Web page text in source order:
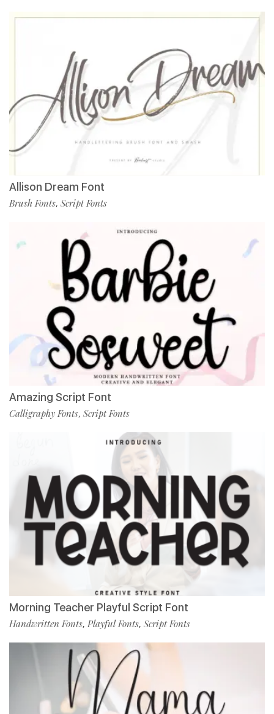
Allison Dream Font
Brush Fonts, Script Fonts
Amazing Script Font
Calligraphy Fonts, Script Fonts
Morning Teacher Playful Script Font
Handwritten Fonts, Playful Fonts, Script Fonts